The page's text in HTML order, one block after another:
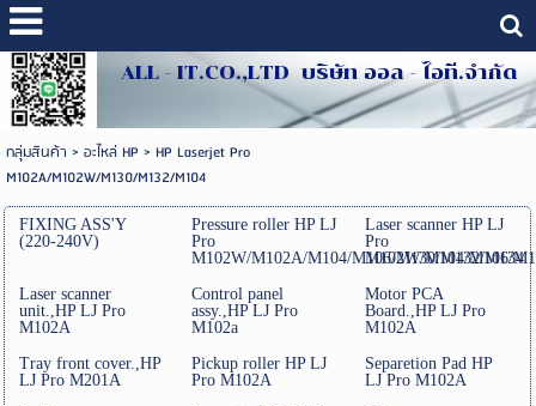
ALL - IT.CO.,LTD บริษัท ออล - ไอที.จำกัด
กลุ่มสินค้า > อะไหล่ HP> HP Laserjet Pro
M102A/M102W/M130/M132/M104
FIXING ASS'Y
(220-240V)
Pressure roller HP LJ
Pro
M102W/M102A/M104/M106/M130/M132/M134
Laser scanner HP LJ
Pro
M102W/M104/M106/
Laser scanner
unit.,HP LJ Pro
M102A
Control panel
assy.,HP LJ Pro
M102a
Motor PCA
Board.,HP LJ Pro
M102A
Tray front cover.,HP
LJ Pro M201A
Pickup roller HP LJ
Pro M102A
Separetion Pad HP
LJ Pro M102A